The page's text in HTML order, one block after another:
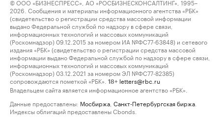
© ООО «БИЗНЕСПРЕСС», АО «РОСБИЗНЕСКОНСАЛТИНГ», 1995–
2026. Сообщения и материалы информационного агентства «РБК»
(свидетельство о регистрации средства массовой информации
выдано Федеральной службой по надзору в сфере связи,
информационных технологий и массовых коммуникаций
(Роскомнадзор) 09.12.2015 за номером ИА №ФС77-63848) и сетевого
издания «РБК» (свидетельство о регистрации средства массовой
информации выдано Федеральной службой по надзору в сфере связи,
информационных технологий и массовых коммуникаций
(Роскомнадзор) 03.12.2021 за номером ЭЛ №ФС77-82385)
сопровождаются пометкой «РБК».
18+ letters@rbc.ru
Владельцем сайта является информационное агентство «РБК».
Данные предоставлены: Мосбиржа Санкт-Петербургская биржа
Индексы облигаций предоставлены Cbonds.